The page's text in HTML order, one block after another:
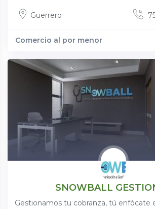
Guerrero
Comercio al por menor
SNOWBALL
Gestionamos tu cobranza, tú enfócate